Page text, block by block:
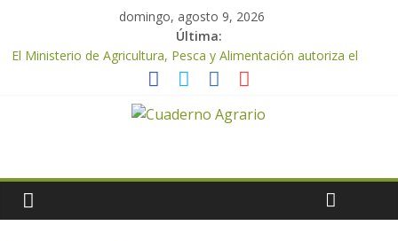
domingo, agosto 9, 2026
Última:
El Ministerio de Agricultura, Pesca y Alimentación autoriza el
pago de 85 millones adicionales de ayudas de la PAC de
El Ministerio de Agricultura, Pesca y Alimentación otorga los
dejar la uva en el campo
El Ministerio de Agricultura, Pesca y Alimentación impulsa un